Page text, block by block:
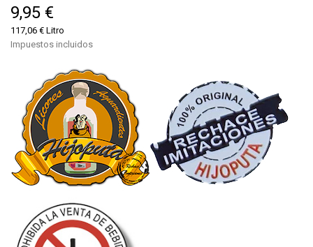
9,95 €
117,06 € Litro
Impuestos incluidos